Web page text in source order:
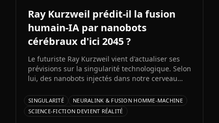
Ray Kurzweil prédit-il la fusion
humain-IA par nanobots
cérébraux d'ici 2045 ?
Le futuriste Ray Kurzweil vient d'actualiser ses
prévisions sur la singularité technologique. Selon
lui, des nanobots injectés dans notre cerveau
2045, multipliant notre intelligence par un
million. Entre promesses transhumanistes et
défis éthiques, cette vision soulève autant
SINGULARITÉ
NEURALINK & FUSION HOMME-MACHINE
SCIENCE-FICTION DEVIENT RÉALITÉ